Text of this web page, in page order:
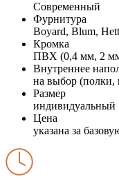
Современный
Фурнитура
Boyard, Blum,
Кромка
ПВХ (0,4 мм, 2
Внутреннее
на выбор (полки,
Размер
индивидуальный
Цена
указана за